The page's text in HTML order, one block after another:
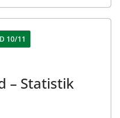
10/11
– Statistik